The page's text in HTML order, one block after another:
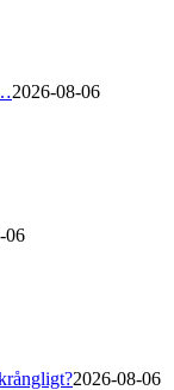
2026-08-06
06
2026-08-06